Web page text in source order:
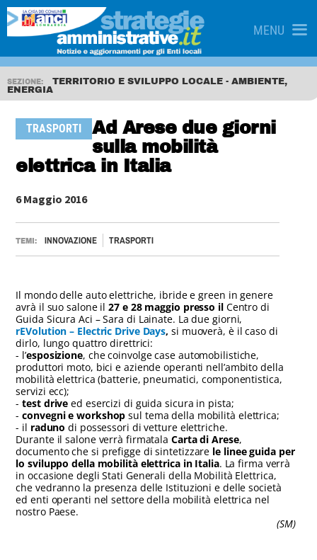
MENU
SEZIONE:
TERRITORIO E SVILUPPO LOCALE - AMBIENTE,
ENERGIA
TRASPORTI
Ad Arese due giorni
sulla mobilità
elettrica in Italia
6 Maggio 2016
TEMI: INNOVAZIONE TRASPORTI
Il mondo delle auto elettriche, ibride e green in genere
avrà il suo salone il27 e 28 maggio presso il Centro di
Guida Sicura Aci – Sara di Lainate. La due giorni,
rEVolution – Electric Drive Days,si muoverà, è il caso di
dirlo, lungo quattro direttrici:
- l’esposizione, che coinvolge case automobilistiche,
produttori moto, bici e aziende operanti nell’ambito della
mobilità elettrica (batterie, pneumatici, componentistica,
servizi ecc);
-test drive ed esercizi di guida sicura in pista;
-convegni e workshop sul tema della mobilità elettrica;
- il raduno di possessori di vetture elettriche.
Durante il salone verrà firmatala Carta di Arese,
documento che si prefigge di sintetizzare le linee guida per
lo sviluppo della mobilità elettrica in Italia. La firma verrà
in occasione degli Stati Generali della Mobilità Elettrica,
che vedranno la presenza delle Istituzioni e delle società
ed enti operanti nel settore della mobilità elettrica nel
nostro Paese.
(SM)